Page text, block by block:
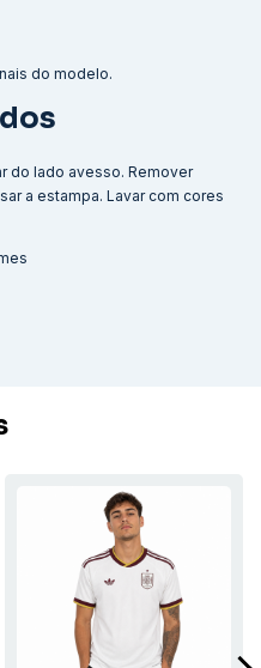
do modelo.
do lado avesso. Remover
a estampa. Lavar com cores